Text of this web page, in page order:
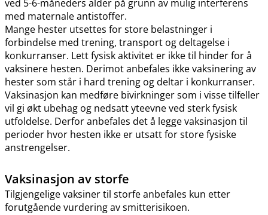
ved 5-6-måneders alder på grunn av mulig interferens
med maternale antistoffer.
Mange hester utsettes for store belastninger i
forbindelse med trening, transport og deltagelse i
konkurranser. Lett fysisk aktivitet er ikke til hinder for å
vaksinere hesten. Derimot anbefales ikke vaksinering av
hester som står i hard trening og deltar i konkurranser.
Vaksinasjon kan medføre bivirkninger som i visse tilfeller
vil gi økt ubehag og nedsatt yteevne ved sterk fysisk
utfoldelse. Derfor anbefales det å legge vaksinasjon til
perioder hvor hesten ikke er utsatt for store fysiske
anstrengelser.
Vaksinasjon av storfe
Tilgjengelige vaksiner til storfe anbefales kun etter
forutgående vurdering av smitterisikoen.